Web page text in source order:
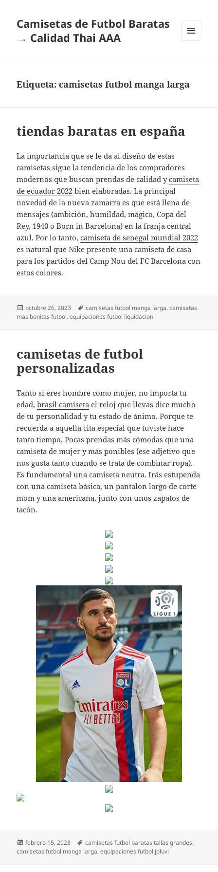
Camisetas de Futbol Baratas
→ Calidad Thai AAA
Etiqueta:camisetas futbol manga larga
tiendas baratas en españa
La importancia que se le da al diseño de estas
camisetas sigue la tendencia de los compradores
modernos que buscan prendas de calidad ycamiseta
de ecuador 2022 bien elaboradas. La principal
novedad de la nueva zamarra es que está llena de
mensajes (ambición, humildad, mágico, Copa del
Rey, 1940 o Born in Barcelona) en la franja central
azul. Por lo tanto,camiseta de senegal mundial 2022
es natural que Nike presente una camiseta de casa
para los partidos del Camp Nou del FC Barcelona con
estos colores.
Publicado
el
octubre 26, 2023 Etiquetas
camisetas futbol manga larga,camisetas
mas bonitas futbol,equipaciones futbol liquidacion
camisetas de futbol
personalizadas
Tanto si eres hombre como mujer, no importa tu
edad,brasil camiseta el reloj que llevas dice mucho
de tu personalidad y tu estado de ánimo. Porque te
recuerda a aquella cita especial que tuviste hace
tanto tiempo. Pocas prendas más cómodas que una
camiseta de mujer y más ponibles (ese adjetivo que
nos gusta tanto cuando se trata de combinar ropa).
Es fundamental una camiseta neutra. Irás estupenda
con una camiseta básica, un pantalón largo de corte
mom y una americana, junto con unos zapatos de
tacón.
Publicado
el
febrero 15, 2023 Etiquetas
camisetas futbol baratas tallas grandes,
camisetas futbol manga larga,equipaciones futbol joluvi